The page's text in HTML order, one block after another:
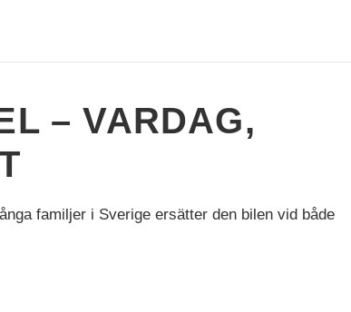
– VARDAG,
familjer i Sverige ersätter den bilen vid både